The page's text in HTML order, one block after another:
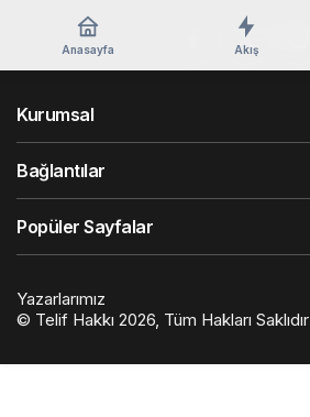
Anasayfa Akış
Kurumsal
Bağlantılar
Popüler Sayfalar
Yazarlarımız
© Telif Hakkı 2026, Tüm Hakları Saklıdır